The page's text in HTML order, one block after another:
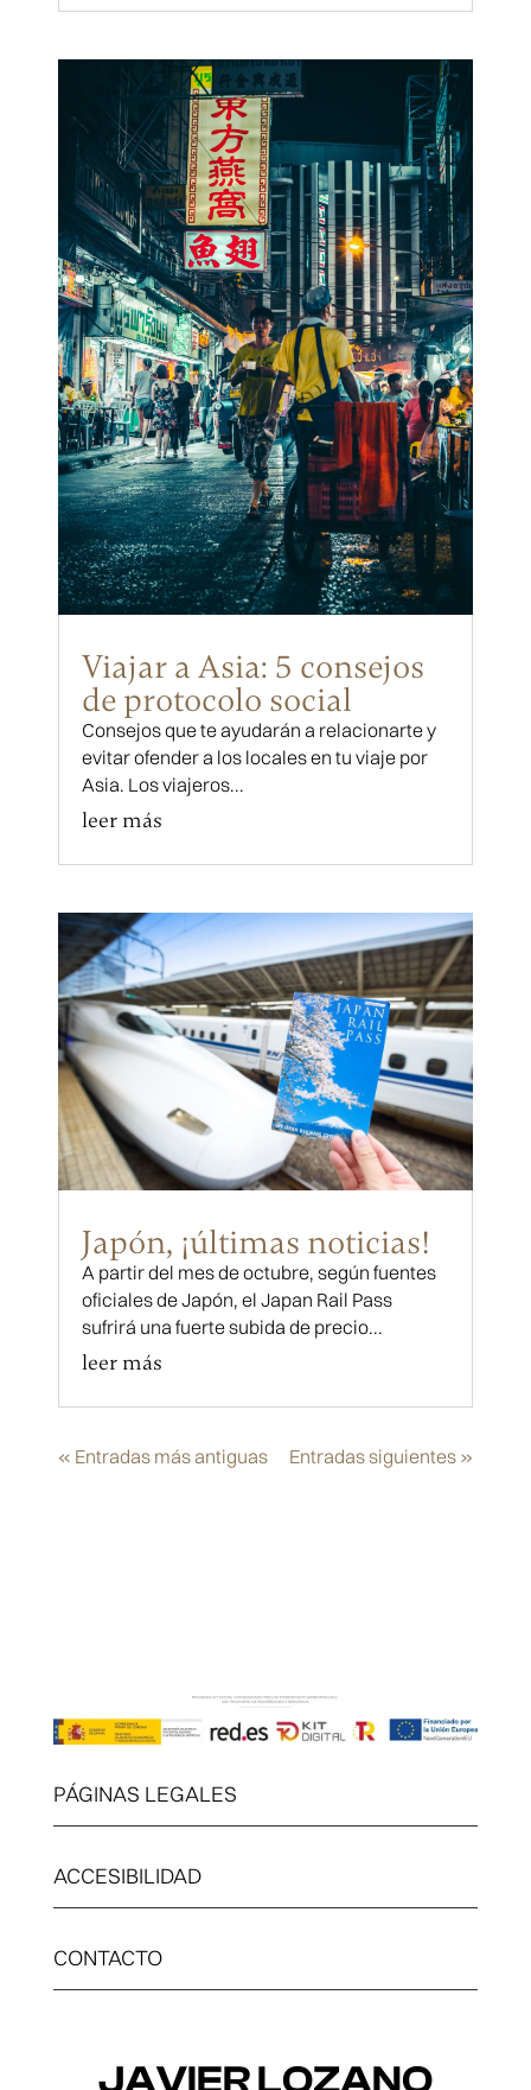
Viajar a Asia: 5 consejos
de protocolo social
Consejos que te ayudarán a relacionarte y
evitar ofender a los locales en tu viaje por
Asia. Los viajeros...
leer más
Japón, ¡últimas noticias!
A partir del mes de octubre, según fuentes
oficiales de Japón, el Japan Rail Pass
sufrirá una fuerte subida de precio...
leer más
« Entradas más antiguas Entradas siguientes »
PÁGINAS LEGALES
ACCESIBILIDAD
CONTACTO